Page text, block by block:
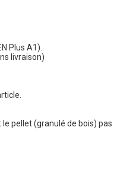
Plus A1).
livraison)
le pellet (granulé de bois) pas